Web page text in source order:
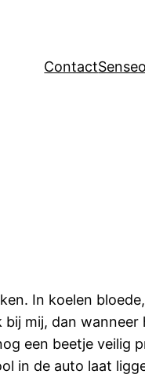
Contact
In koelen
mij, dan
een beetje veilig
in de auto laat